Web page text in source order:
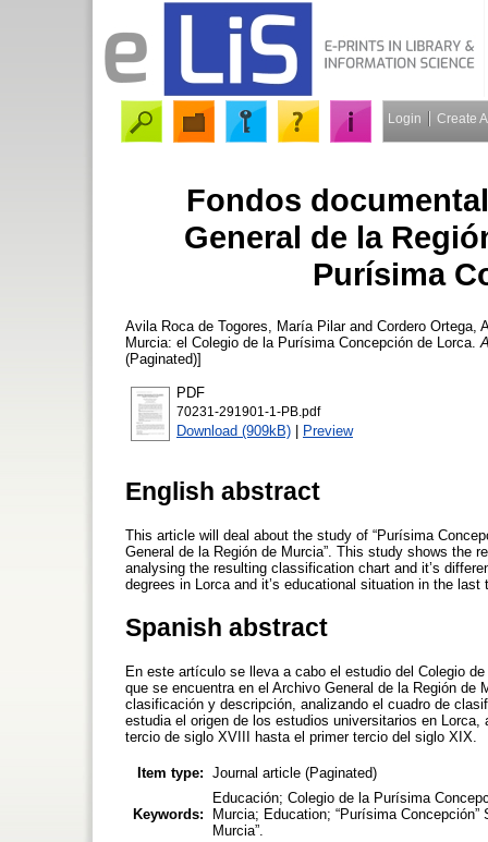
Login Create
Fondos
General de la
Purísima
Avila Roca de Togores, María Pilarand Cordero Ortega,
Murcia: el Colegio de la Purísima Concepción de Lorca.
(Paginated)]
PDF
70231-291901-1-PB.pdf
Download (909kB) | Preview
English abstract
This article will deal about the study of “Purísima
General de la Región de Murcia”. This study shows the
analysing the resulting classification chart and it’s
degrees in Lorca and it’s educational situation in the
Spanish abstract
En este artículo se lleva a cabo el estudio del Colegio
que se encuentra en el Archivo General de la Región
clasificación y descripción, analizando el cuadro de
estudia el origen de los estudios universitarios en
tercio de siglo XVIII hasta el primer tercio del siglo XIX.
Item type: Journal article (Paginated)
Keywords:
Educación; Colegio de la Purísima
Murcia; Education; “Purísima
Murcia”.